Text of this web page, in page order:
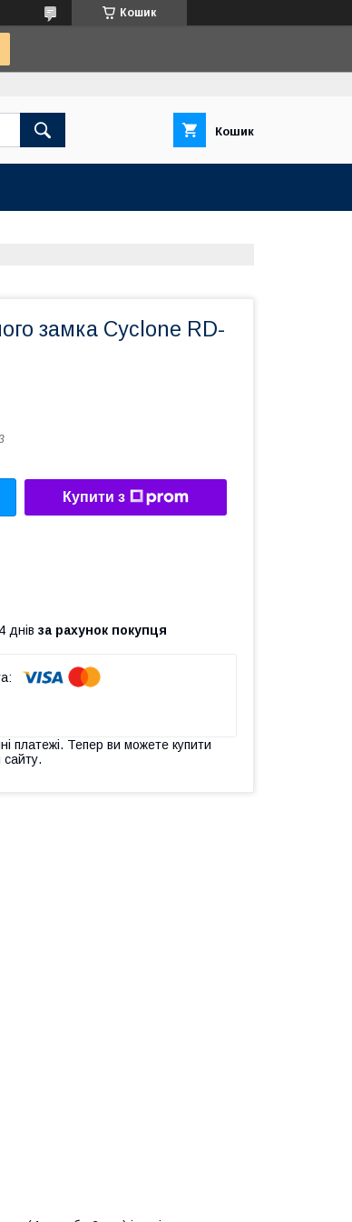
Кошик
Кошик
замка Cyclone RD-
Купити з
днів за рахунок покупця
платежі. Тепер ви можете купити